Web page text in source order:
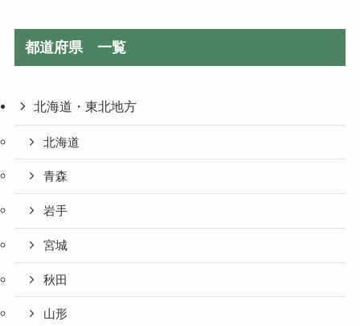
都道府県 一覧
北海道・東北地方
北海道
青森
岩手
宮城
秋田
山形